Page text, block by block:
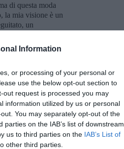
Information
or processing of your personal or
use the below opt-out section to
request is processed you may
information utilized by us or personal
You may separately opt-out of the
on the IAB’s list of downstream
us to third parties on the IAB’s List of
other third parties.
di questa moda
la mia visione è un
un
più bello di un
assurdo.
addirittura a
una favola lieto
eventi quotidiani,
comune e
cicli
per l’idea di
propri. I punti di